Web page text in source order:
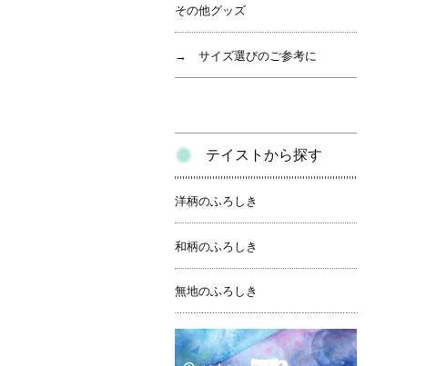
その他グッズ
→ サイズ選びのご参考に
テイストから探す
洋柄のふろしき
和柄のふろしき
無地のふろしき